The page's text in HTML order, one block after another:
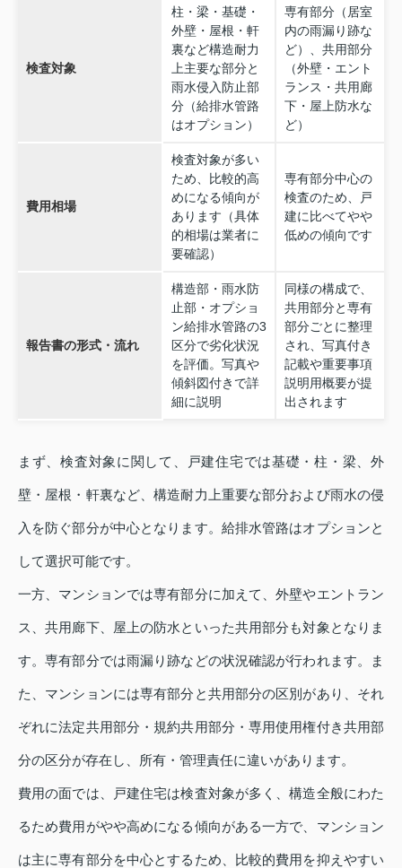
検査対象
柱・梁・基礎・
外壁・屋根・軒
裏など構造耐力
上主要な部分と
雨水侵入防止部
分（給排水管路
はオプション）
専有部分（居室
内の雨漏り跡な
ど）、共用部分
（外壁・エント
ランス・共用廊
下・屋上防水な
ど）
費用相場
検査対象が多い
ため、比較的高
めになる傾向が
あります（具体
的相場は業者に
要確認）
専有部分中心の
検査のため、戸
建に比べてやや
低めの傾向です
報告書の形式・流れ
構造部・雨水防
止部・オプショ
ン給排水管路の3
区分で劣化状況
を評価。写真や
傾斜図付きで詳
細に説明
同様の構成で、
共用部分と専有
部分ごとに整理
され、写真付き
記載や重要事項
説明用概要が提
出されます
まず、検査対象に関して、戸建住宅では基礎・柱・梁、外
壁・屋根・軒裏など、構造耐力上重要な部分および雨水の侵
入を防ぐ部分が中心となります。給排水管路はオプションと
して選択可能です。
一方、マンションでは専有部分に加えて、外壁やエントラン
ス、共用廊下、屋上の防水といった共用部分も対象となりま
す。専有部分では雨漏り跡などの状況確認が行われます。ま
た、マンションには専有部分と共用部分の区別があり、それ
ぞれに法定共用部分・規約共用部分・専用使用権付き共用部
分の区分が存在し、所有・管理責任に違いがあります。
費用の面では、戸建住宅は検査対象が多く、構造全般にわた
るため費用がやや高めになる傾向がある一方で、マンション
は主に専有部分を中心とするため、比較的費用を抑えやすい